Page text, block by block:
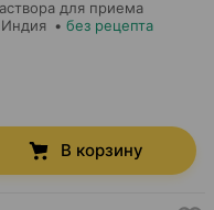
для приема
, Индия • без рецепта
В корзину